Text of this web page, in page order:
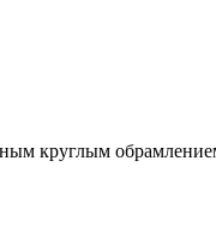
круглым